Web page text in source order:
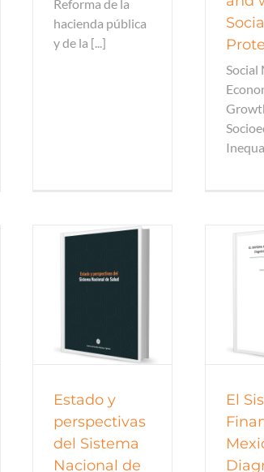
Reforma de la
hacienda pública
y de la [...]
Social
Estado y
perspectivas
del Sistema
Nacional de
El